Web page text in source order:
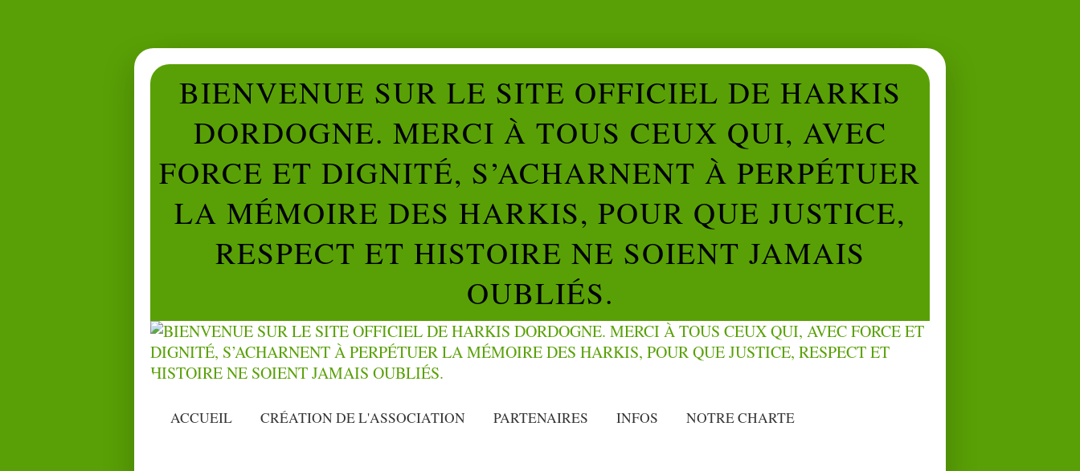
BIENVENUE SUR LE SITE OFFICIEL DE HARKIS
DORDOGNE. MERCI À TOUS CEUX QUI, AVEC
FORCE ET DIGNITÉ, S’ACHARNENT À PERPÉTUER
LA MÉMOIRE DES HARKIS, POUR QUE JUSTICE,
RESPECT ET HISTOIRE NE SOIENT JAMAIS
OUBLIÉS.
ACCUEIL CRÉATION DE L'ASSOCIATION PARTENAIRES INFOS NOTRE CHARTE